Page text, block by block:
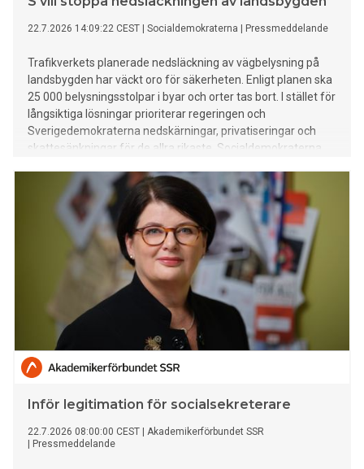
22.7.2026 14:09:22 CEST Socialdemokraterna Pressmeddelande
Trafikverkets planerade nedsläckning av vägbelysning på
landsbygden har väckt oro för säkerheten. Enligt planen ska
25 000 belysningsstolpar i byar och orter tas bort. I stället för
långsiktiga lösningar prioriterar regeringen och
Sverigedemokraterna nedskärningar, privatiseringar och
skattesänkningar för de allra rikaste. Socialdemokraterna
att behålla belysningen.
Inför legitimation för socialsekreterare
22.7.2026 08:00:00 CEST
Akademikerförbundet SSR
Pressmeddelande